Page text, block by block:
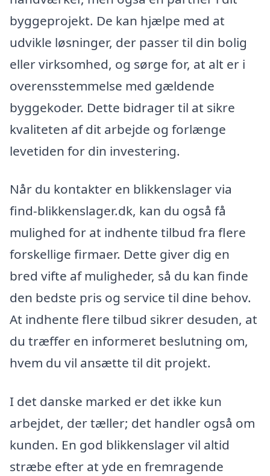
byggeprojekt. De kan hjælpe med at
udvikle løsninger, der passer til din bolig
eller virksomhed, og sørge for, at alt er i
overensstemmelse med gældende
byggekoder. Dette bidrager til at sikre
kvaliteten af dit arbejde og forlænge
levetiden for din investering.
Når du kontakter en blikkenslager via
find-blikkenslager.dk, kan du også få
mulighed for at indhente tilbud fra flere
forskellige firmaer. Dette giver dig en
bred vifte af muligheder, så du kan finde
den bedste pris og service til dine behov.
At indhente flere tilbud sikrer desuden, at
du træffer en informeret beslutning om,
hvem du vil ansætte til dit projekt.
I det danske marked er det ikke kun
arbejdet, der tæller; det handler også om
kunden. En god blikkenslager vil altid
stræbe efter at yde en fremragende